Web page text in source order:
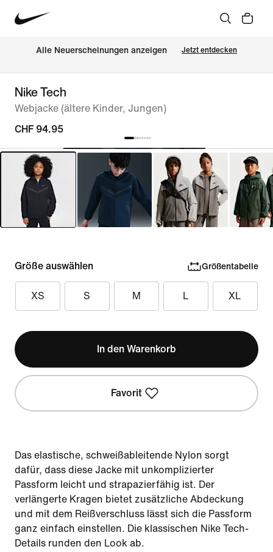
Alle Neuerscheinungen anzeigen Jetzt entdecken
Nike Tech
Webjacke (ältere Kinder, Jungen)
CHF 94.95
Größe auswählen Größentabelle
XS S M L XL
In den Warenkorb
Favorit
Das elastische, schweißableitende Nylon sorgt
dafür, dass diese Jacke mit unkomplizierter
Passform leicht und strapazierfähig ist. Der
verlängerte Kragen bietet zusätzliche Abdeckung
und mit dem Reißverschluss lässt sich die Passform
ganz einfach einstellen. Die klassischen Nike Tech-
Details runden den Look ab.